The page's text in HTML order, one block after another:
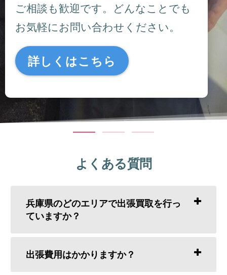
ご相談も歓迎です。どんなことでも
お気軽にお問い合わせください。
詳しくはこちら
よくある質問
兵庫県のどのエリアで出張買取を行っ
ていますか？
出張費用はかかりますか？